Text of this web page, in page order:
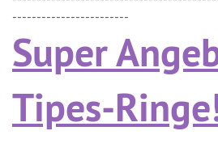
------------------------
Super
Tipes-